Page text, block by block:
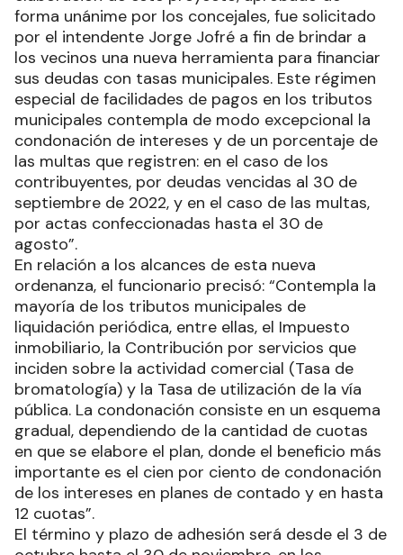
forma unánime por los concejales, fue solicitado
por el intendente Jorge Jofré a fin de brindar a
los vecinos una nueva herramienta para financiar
sus deudas con tasas municipales. Este régimen
especial de facilidades de pagos en los tributos
municipales contempla de modo excepcional la
condonación de intereses y de un porcentaje de
las multas que registren: en el caso de los
contribuyentes, por deudas vencidas al 30 de
septiembre de 2022, y en el caso de las multas,
por actas confeccionadas hasta el 30 de
agosto”.
En relación a los alcances de esta nueva
ordenanza, el funcionario precisó: “Contempla la
mayoría de los tributos municipales de
liquidación periódica, entre ellas, el Impuesto
inmobiliario, la Contribución por servicios que
inciden sobre la actividad comercial (Tasa de
bromatología) y la Tasa de utilización de la vía
pública. La condonación consiste en un esquema
gradual, dependiendo de la cantidad de cuotas
en que se elabore el plan, donde el beneficio más
importante es el cien por ciento de condonación
de los intereses en planes de contado y en hasta
12 cuotas”.
El término y plazo de adhesión será desde el 3 de